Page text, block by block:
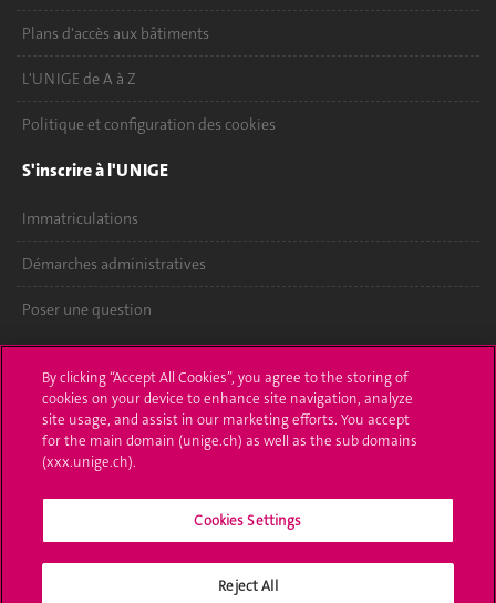
Plans d'accès aux bâtiments
L'UNIGE de A à Z
Politique et configuration des cookies
S'inscrire à l'UNIGE
Immatriculations
Démarches administratives
Poser une question
UNIGE Mobile
Médias
Bibliothèque
By clicking “Accept All Cookies”, you agree to the storing of
cookies on your device to enhance site navigation, analyze
site usage, and assist in our marketing efforts. You accept
for the main domain (unige.ch) as well as the sub domains
(xxx.unige.ch).
Cookies Settings
Reject All